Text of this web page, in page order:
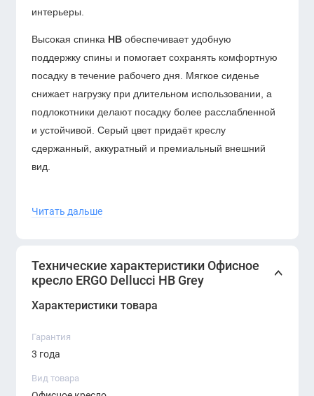
интерьеры.
Высокая спинка HB обеспечивает удобную
поддержку спины и помогает сохранять комфортную
посадку в течение рабочего дня. Мягкое сиденье
снижает нагрузку при длительном использовании, а
подлокотники делают посадку более расслабленной
и устойчивой. Серый цвет придаёт креслу
сдержанный, аккуратный и премиальный внешний
вид.
мест сотрудников, кабинетов, переговорных комнат,
столами в белом, чёрном, сером и древесном
оттенках.
Читать дальше
Технические характеристики Офисное
кресло ERGO Dellucci HB Grey
Характеристики товара
Гарантия
3 года
Вид товара